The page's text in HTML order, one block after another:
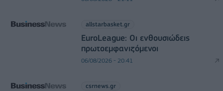
allstarbasket.gr
EuroLeague: Οι ενθουσιώδεις
πρωτοεμφανιζόμενοι
06/08/2026 - 20:41
csrnews.gr